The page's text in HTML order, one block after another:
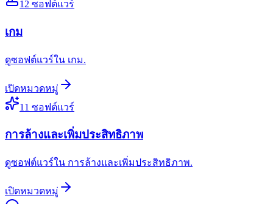
12 ซอฟต์แวร์
เกม
ดูซอฟต์แวร์ใน เกม.
เปิดหมวดหมู่
11 ซอฟต์แวร์
การล้างและเพิ่มประสิทธิภาพ
ดูซอฟต์แวร์ใน การล้างและเพิ่มประสิทธิภาพ.
เปิดหมวดหมู่